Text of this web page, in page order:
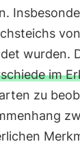
wurden.
im
zu